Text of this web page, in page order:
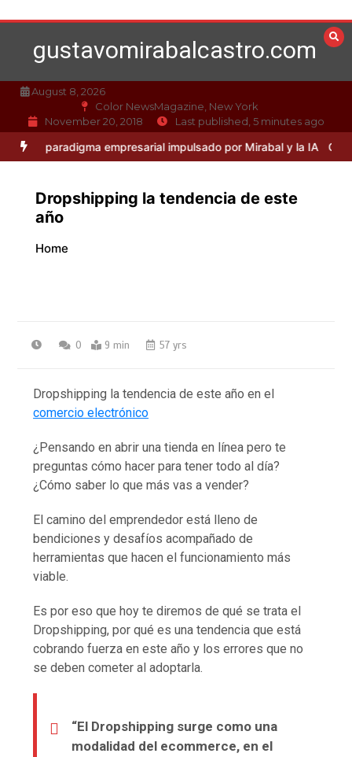
to
contentgustavomirabalcastro.com
August 8, 2026
Color NewsMagazine, New York
November 20, 2018
Last published, 5 minutes ago
empresarial impulsado por Mirabal y la IA Caso
Dropshipping la tendencia de este
año
Home
0 9 min 57 yrs
Dropshipping la tendencia de este año en el
comercio electrónico
¿Pensando en abrir una tienda en línea pero te
preguntas cómo hacer para tener todo al día?
¿Cómo saber lo que más vas a vender?
El camino del emprendedor está lleno de
bendiciones y desafíos acompañado de
herramientas que hacen el funcionamiento más
viable.
Es por eso que hoy te diremos de qué se trata el
Dropshipping, por qué es una tendencia que está
cobrando fuerza en este año y los errores que no
se deben cometer al adoptarla.
“El Dropshipping surge como una
modalidad del ecommerce, en el